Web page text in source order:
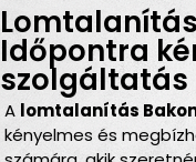
Időpontra
szolgáltatás
A lomtalanítás
kényelmes és